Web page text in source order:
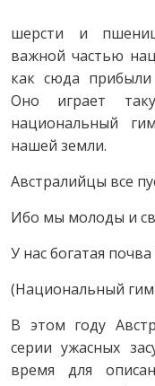
шерсти и
важной частью
как сюда
Оно играет
национальный
нашей земли.
Австралийцы все
Ибо мы молоды и
У нас богатая
(Национальный
В этом году
серии ужасных
время для